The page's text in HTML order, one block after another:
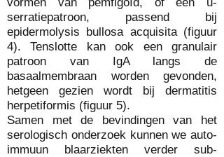
serratiepatroon, passend bij
epidermolysis bullosa acquisita (figuur
4). Tenslotte kan ook een granulair
patroon van IgA langs de
basaalmembraan worden gevonden,
hetgeen gezien wordt bij dermatitis
herpetiformis (figuur 5).
Samen met de bevindingen van het
serologisch onderzoek kunnen we auto-
immuun blaarziekten verder sub-